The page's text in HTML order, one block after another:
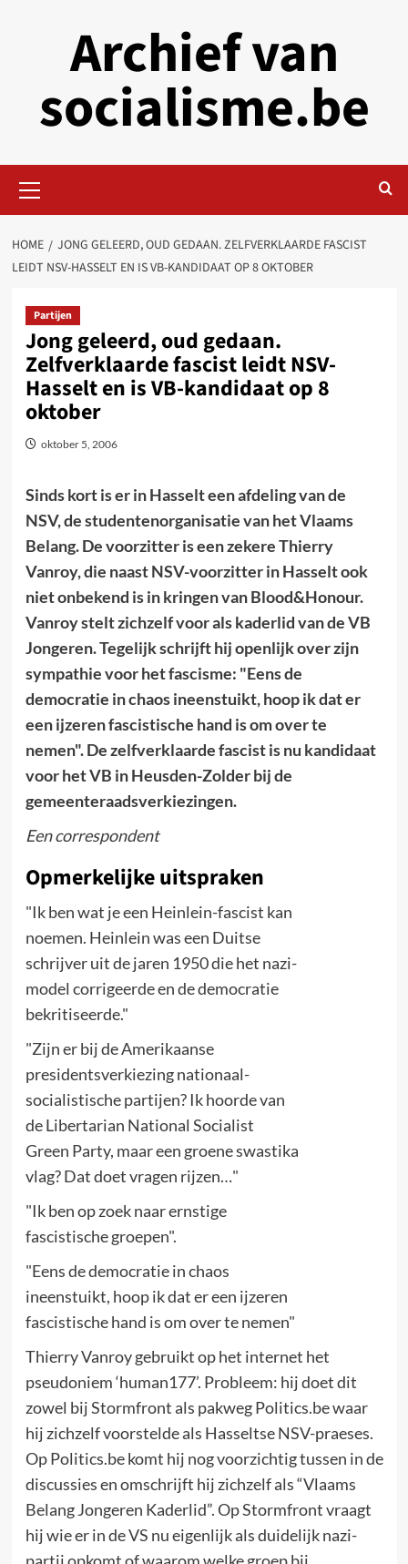
Archief van
socialisme.be
Menu
HOME
JONG GELEERD, OUD GEDAAN. ZELFVERKLAARDE FASCIST
LEIDT NSV-HASSELT EN IS VB-KANDIDAAT OP 8 OKTOBER
Partijen
Jong geleerd, oud gedaan.
Zelfverklaarde fascist leidt NSV-
Hasselt en is VB-kandidaat op 8
oktober
oktober 5, 2006
Sinds kort is er in Hasselt een afdeling van de
NSV, de studentenorganisatie van het Vlaams
Belang. De voorzitter is een zekere Thierry
Vanroy, die naast NSV-voorzitter in Hasselt ook
niet onbekend is in kringen van Blood&Honour.
Vanroy stelt zichzelf voor als kaderlid van de VB
Jongeren. Tegelijk schrijft hij openlijk over zijn
sympathie voor het fascisme: "Eens de
democratie in chaos ineenstuikt, hoop ik dat er
een ijzeren fascistische hand is om over te
nemen". De zelfverklaarde fascist is nu kandidaat
voor het VB in Heusden-Zolder bij de
gemeenteraadsverkiezingen.
Een correspondent
Opmerkelijke uitspraken
"Ik ben wat je een Heinlein-fascist kan
noemen. Heinlein was een Duitse
schrijver uit de jaren 1950 die het nazi-
model corrigeerde en de democratie
bekritiseerde."
"Zijn er bij de Amerikaanse
presidentsverkiezing nationaal-
socialistische partijen? Ik hoorde van
de Libertarian National Socialist
Green Party, maar een groene swastika
vlag? Dat doet vragen rijzen…"
"Ik ben op zoek naar ernstige
fascistische groepen".
"Eens de democratie in chaos
ineenstuikt, hoop ik dat er een ijzeren
fascistische hand is om over te nemen"
Thierry Vanroy gebruikt op het internet het
pseudoniem ‘human177’. Probleem: hij doet dit
zowel bij Stormfront als pakweg Politics.be waar
hij zichzelf voorstelde als Hasseltse NSV-praeses.
Op Politics.be komt hij nog voorzichtig tussen in de
discussies en omschrijft hij zichzelf als “Vlaams
Belang Jongeren Kaderlid”. Op Stormfront vraagt
hij wie er in de VS nu eigenlijk als duidelijk nazi-